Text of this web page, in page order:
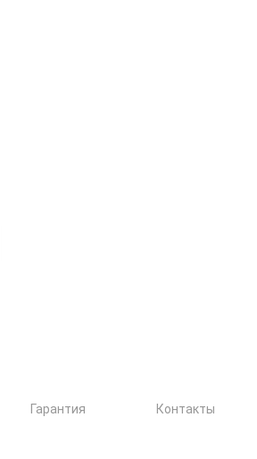
Гарантия Контакты